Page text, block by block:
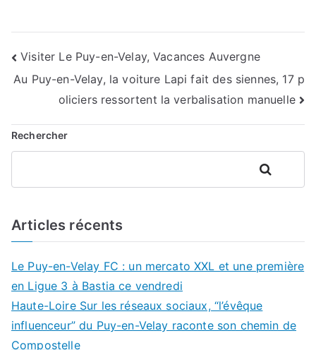
Navigation
de
l’article
Visiter Le Puy-en-Velay, Vacances Auvergne
Au Puy-en-Velay, la voiture Lapi fait des siennes, 17 p
oliciers ressortent la verbalisation manuelle
Rechercher
Rechercher
Articles récents
Le Puy-en-Velay FC : un mercato XXL et une première
en Ligue 3 à Bastia ce vendredi
Haute-Loire Sur les réseaux sociaux, “l’évêque
influenceur” du Puy-en-Velay raconte son chemin de
Compostelle